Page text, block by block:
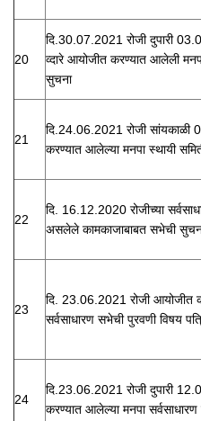
20
दि.30.07.2021 रोजी दुपारी
व्दारे आयोजीत करण्यात आलेली
सुचना
21
दि.24.06.2021 रोजी सांयकाळी
करण्यात आलेल्या मनपा स्थायी
22
दि. 16.12.2020 रोजीच्या
असलेले कामकाजाबाबत सभेची
23
दि. 23.06.2021 रोजी आयोजीत
सर्वसाधारण सभेची पुरवणी विषय
24
दि.23.06.2021 रोजी दुपारी
करण्यात आलेल्या मनपा